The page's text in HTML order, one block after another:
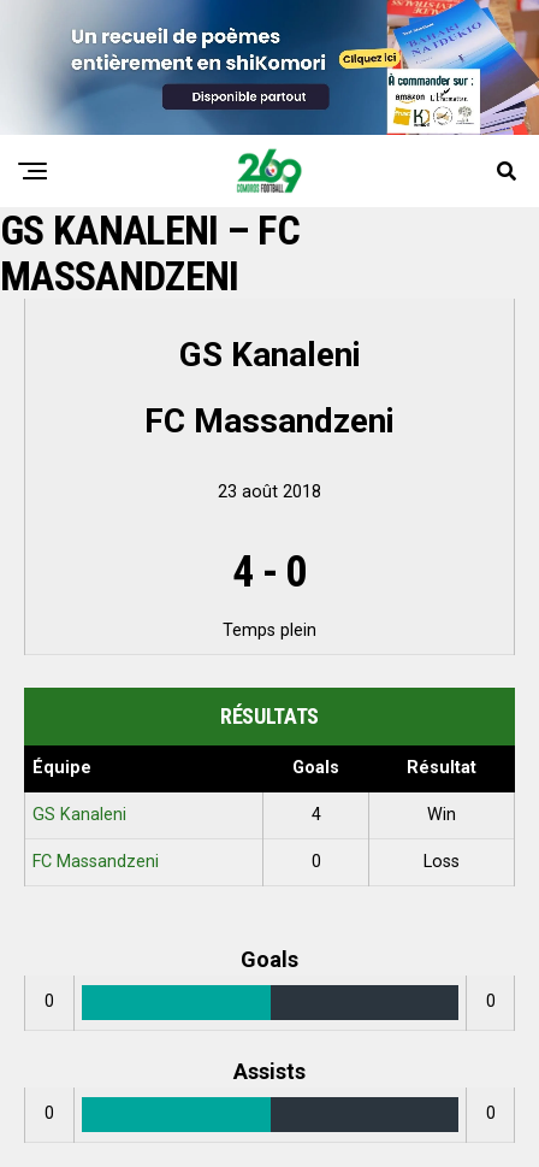
GS KANALENI – FC
MASSANDZENI
GS Kanaleni
FC Massandzeni
23 août 2018
4 - 0
Temps plein
RÉSULTATS
Équipe Goals Résultat
GS Kanaleni 4 Win
FC Massandzeni 0 Loss
Goals
0 0
Assists
0 0